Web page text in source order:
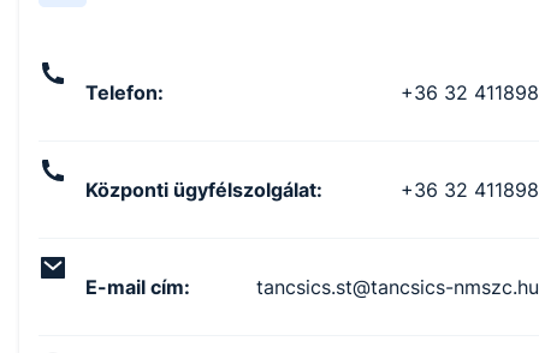
Telefon: +36 32 411898
Központi ügyfélszolgálat: +36 32 411898
E-mail cím: tancsics.st@tancsics-nmszc.hu